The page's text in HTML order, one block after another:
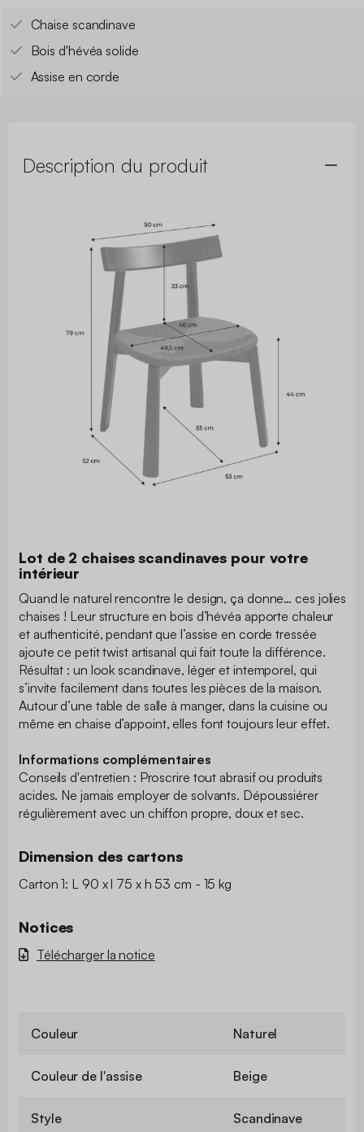
Chaise scandinave
Bois d'hévéa solide
Assise en corde
Description du produit
Lot de 2 chaises scandinaves pour votre
intérieur
Quand le naturel rencontre le design, ça donne… ces jolies
chaises ! Leur structure en bois d’hévéa apporte chaleur
et authenticité, pendant que l’assise en corde tressée
ajoute ce petit twist artisanal qui fait toute la différence.
Résultat : un look scandinave, léger et intemporel, qui
s’invite facilement dans toutes les pièces de la maison.
Autour d’une table de salle à manger, dans la cuisine ou
même en chaise d’appoint, elles font toujours leur effet.
Informations complémentaires
Conseils d'entretien : Proscrire tout abrasif ou produits
acides. Ne jamais employer de solvants. Dépoussiérer
régulièrement avec un chiffon propre, doux et sec.
Dimension des cartons
Carton 1: L 90 x l 75 x h 53 cm - 15 kg
Notices
Télécharger la notice
Couleur Naturel
Couleur de l'assise Beige
Style Scandinave